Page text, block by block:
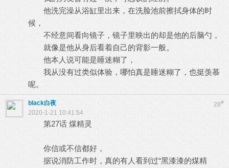
他洗完澡从浴缸里出来，在洗脸池前擦拭身体的时
候，
不经意间看向镜子，镜子里映出的却是他的后脑勺，
就像是他从身后看着自己的背影一般。
他本人说可能是睡迷糊了，
我从没有过类似体验，哪怕真是睡迷糊了，也挺羡慕
呢。
28#
black白夜
2020-1-21 10:41:54
第27话 煤精灵
你信或不信都好，
据说消防工作时，真的有人看到过“黑漆漆的煤精